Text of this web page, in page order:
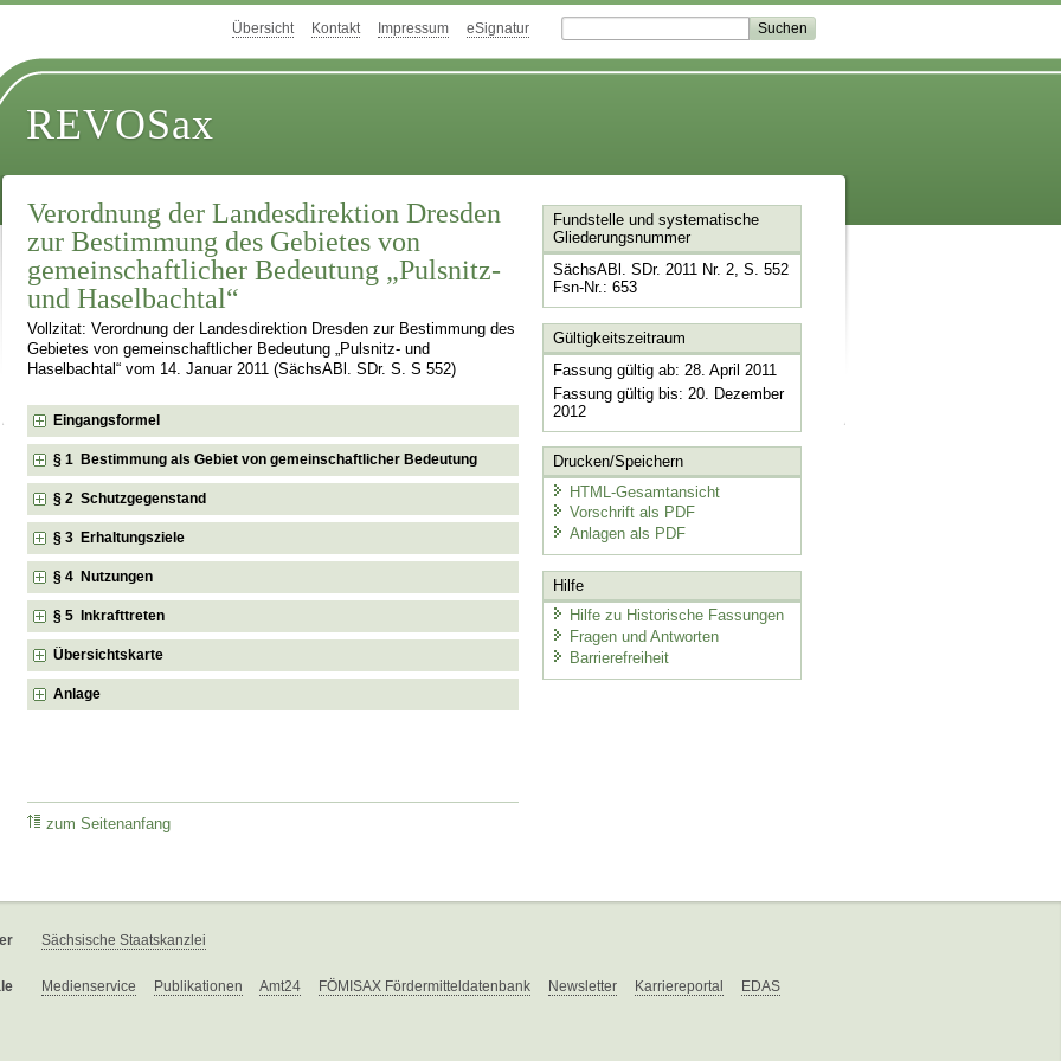
Übersicht Kontakt Impressum eSignatur
REVOSax
Verordnung der Landesdirektion Dresden
zur Bestimmung des Gebietes von
gemeinschaftlicher Bedeutung „Pulsnitz-
und Haselbachtal“
Vollzitat: Verordnung der Landesdirektion Dresden zur Bestimmung des
Gebietes von gemeinschaftlicher Bedeutung „Pulsnitz- und
Haselbachtal“ vom 14. Januar 2011 (SächsABl. SDr. S. S 552)
Eingangsformel
§ 1 Bestimmung als Gebiet von gemeinschaftlicher Bedeutung
§ 2 Schutzgegenstand
§ 3 Erhaltungsziele
§ 4 Nutzungen
§ 5 Inkrafttreten
Übersichtskarte
Anlage
zum Seitenanfang
Fundstelle und systematische
Gliederungsnummer
SächsABl. SDr. 2011 Nr. 2, S. 552
Fsn-Nr.: 653
Gültigkeitszeitraum
Fassung gültig ab: 28. April 2011
Fassung gültig bis: 20. Dezember
2012
Drucken/Speichern
HTML-Gesamtansicht
Vorschrift als PDF
Anlagen als PDF
Hilfe
Hilfe zu Historische Fassungen
Fragen und Antworten
Barrierefreiheit
Sächsische Staatskanzlei
Medienservice Publikationen Amt24 FÖMISAX Fördermitteldatenbank Newsletter Karriereportal EDAS